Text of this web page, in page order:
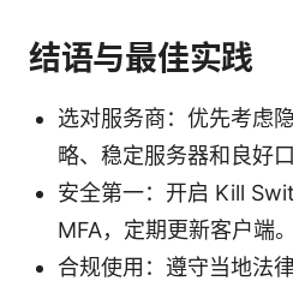
结语与最佳实践
选对服务商：优先考虑
略、稳定服务器和良好
安全第一：开启 Kill
MFA，定期更新客户端。
合规使用：遵守当地法